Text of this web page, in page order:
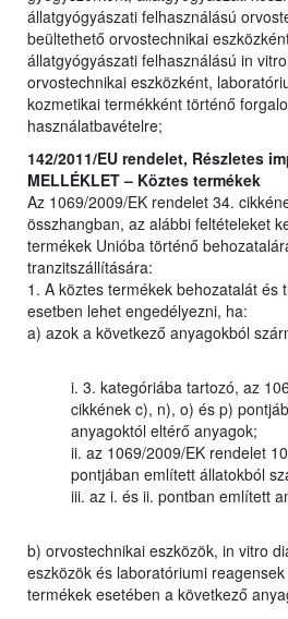
állatgyógyászati felhasználású
beültethető orvostechnikai
állatgyógyászati felhasználású in
orvostechnikai eszközként,
kozmetikai termékként történő
használatbavételre;
142/2011/EU rendelet, Részletes
MELLÉKLET – Köztes termékek
Az 1069/2009/EK rendelet 34.
összhangban, az alábbi feltételeket
termékek Unióba történő
tranzitszállítására:
1. A köztes termékek behozatalát és
esetben lehet engedélyezni, ha:
a) azok a következő anyagokból
i. 3. kategóriába tartozó, az
cikkének c), n), o) és p)
anyagoktól eltérő anyagok;
ii. az 1069/2009/EK rendelet
pontjában említett állatokból
iii. az i. és ii. pontban említett
b) orvostechnikai eszközök, in vitro
eszközök és laboratóriumi
termékek esetében a következő